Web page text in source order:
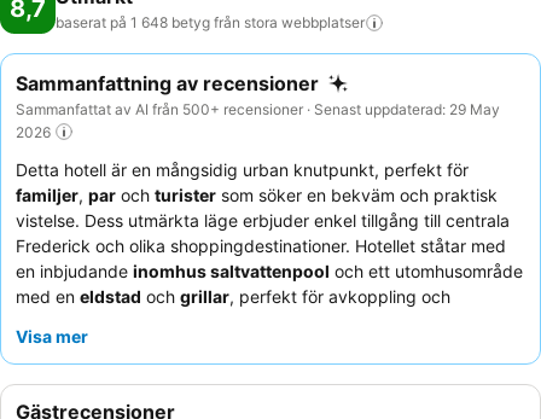
8,7 baserat på 1 648 betyg från stora webbplatser
Sammanfattning av recensioner
Sammanfattat av AI från 500+ recensioner · Senast uppdaterad: 29 May
2026
Detta hotell är en mångsidig urban knutpunkt, perfekt för
familjer, par och turister som söker en bekväm och praktisk
vistelse. Dess utmärkta läge erbjuder enkel tillgång till centrala
Frederick och olika shoppingdestinationer. Hotellet ståtar med
en inbjudande inomhus saltvattenpool och ett utomhusområde
med en eldstad och grillar, perfekt för avkoppling och
högkvalitativa
om ett rum bort från huvudvägen.
Visa mer
Gästrecensioner